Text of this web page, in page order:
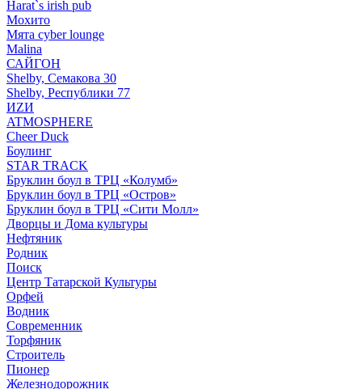
Harat`s irish pub
Мохито
Мята cyber lounge
Malina
САЙГОН
Shelby, Семакова 30
Shelby, Республики 77
ИZИ
ATMOSPHERE
Cheer Duck
Боулинг
STAR TRACK
Бруклин боул в ТРЦ «Колумб»
Бруклин боул в ТРЦ «Остров»
Бруклин боул в ТРЦ «Сити Молл»
Дворцы и Дома культуры
Нефтяник
Родник
Поиск
Центр Татарской Культуры
Орфей
Водник
Современник
Торфяник
Строитель
Пионер
Железнодорожник